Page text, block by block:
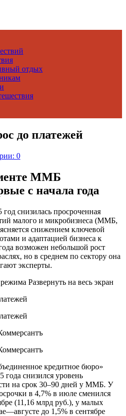
отдых
до платежей
0
ММБ
с начала года
снизилась просроченная
малого и микробизнеса (ММБ,
снижением ключевой
и адаптацией бизнеса к
возможен небольшой рост
но в среднем по сектору она
эксперты.
Развернуть на весь экран
кредитное бюро»
снизился уровень
на срок 30–90 дней у ММБ. У
в 4,7% в июле сменился
(11,16 млрд руб.), у малых
до 1,5% в сентябре